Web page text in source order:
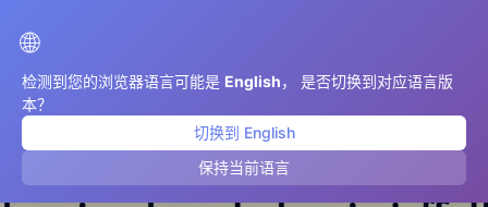
🌐
检测到您的浏览器语言可能是 English， 是否切换到对应语言版
本？
切换到 English
保持当前语言
如何与AI协作编程